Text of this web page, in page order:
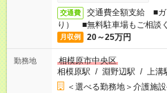
交通費
交通費全額支給 ■ガ
り） ■無料駐車場もご相談
月収例 20～25万円
勤務地
相模原市中央区
相模原駅 / 淵野辺駅 / 上溝
＜選べる勤務地＞介護施